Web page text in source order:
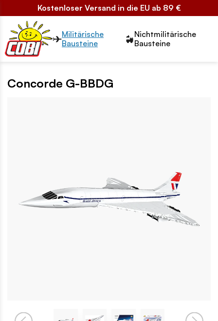
Kostenloser Versand in die EU ab 89 €
Przełącznik segmentów2
Militärische
Bausteine
Nichtmilitärische
Bausteine
Concorde G-BBDG